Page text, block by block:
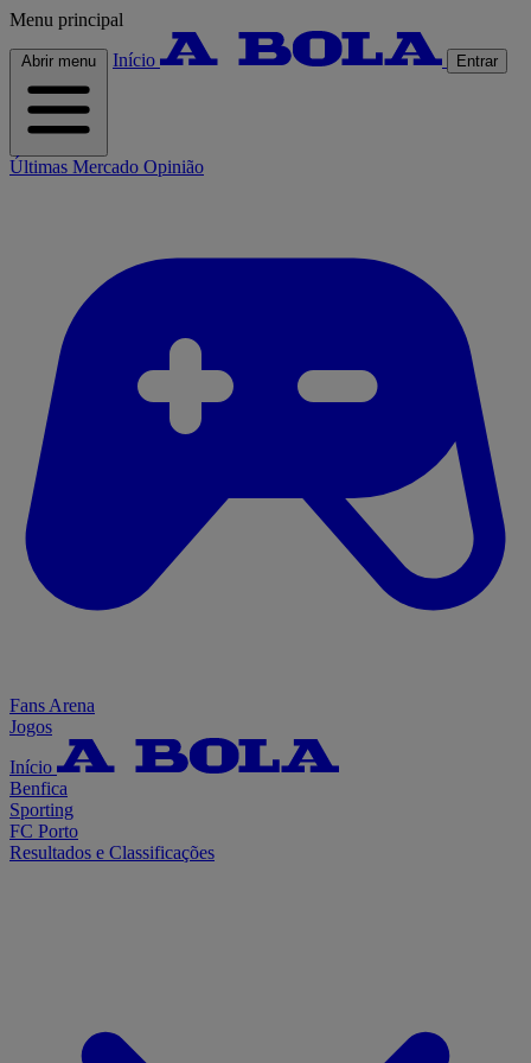
Menu principal
Abrir menu Início Entrar
Últimas Mercado Opinião
Fans Arena
Jogos
Início
Benfica
Sporting
FC Porto
Resultados e Classificações